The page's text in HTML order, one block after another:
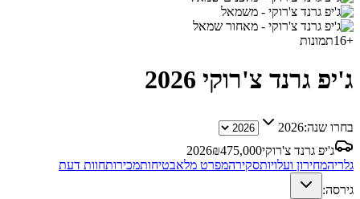
+
16תמונות
ג'יפ גרנד צ'רוקי 2026
בחרו שנה:2026
ג'יפ גרנד צ'רוקי
2026₪475,000
גלריהמחירון ועלויותסקירהמפרט מלאבטיחותמכירותחוות דעת
גירסה: